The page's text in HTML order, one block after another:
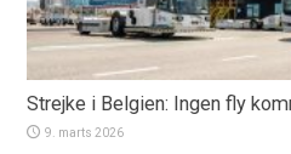
Strejke i Belgien: Ingen fly
9. marts 2026